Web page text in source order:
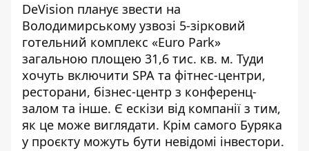
DeVision планує звести на
Володимирському узвозі 5-зірковий
готельний комплекс «Euro Park»
загальною площею 31,6 тис. кв. м. Туди
хочуть включити SPA та фітнес-центри,
ресторани, бізнес-центр з конференц-
залом та інше. Є ескізи від компанії з тим,
як це може виглядати. Крім самого Буряка
у проєкту можуть бути невідомі інвестори.